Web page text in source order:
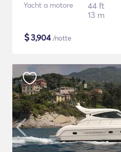
Yacht a motore
44 ft
13 m
$3,904/notte